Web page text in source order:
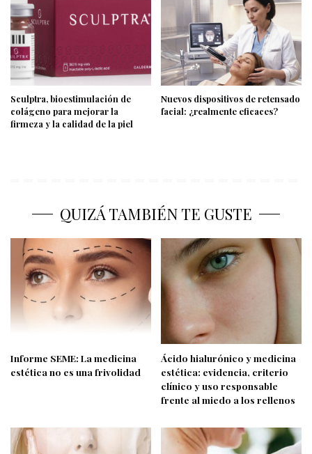
Sculptra, bioestimulación de
colágeno para mejorar la
firmeza y la calidad de la piel
Nuevos dispositivos de retensado
facial: ¿realmente eficaces?
QUIZÁ TAMBIÉN TE GUSTE
Informe SEME: La medicina
estética no es una frivolidad
Ácido hialurónico y medicina
estética: evidencia, criterio
clínico y uso responsable
frente al miedo a los rellenos